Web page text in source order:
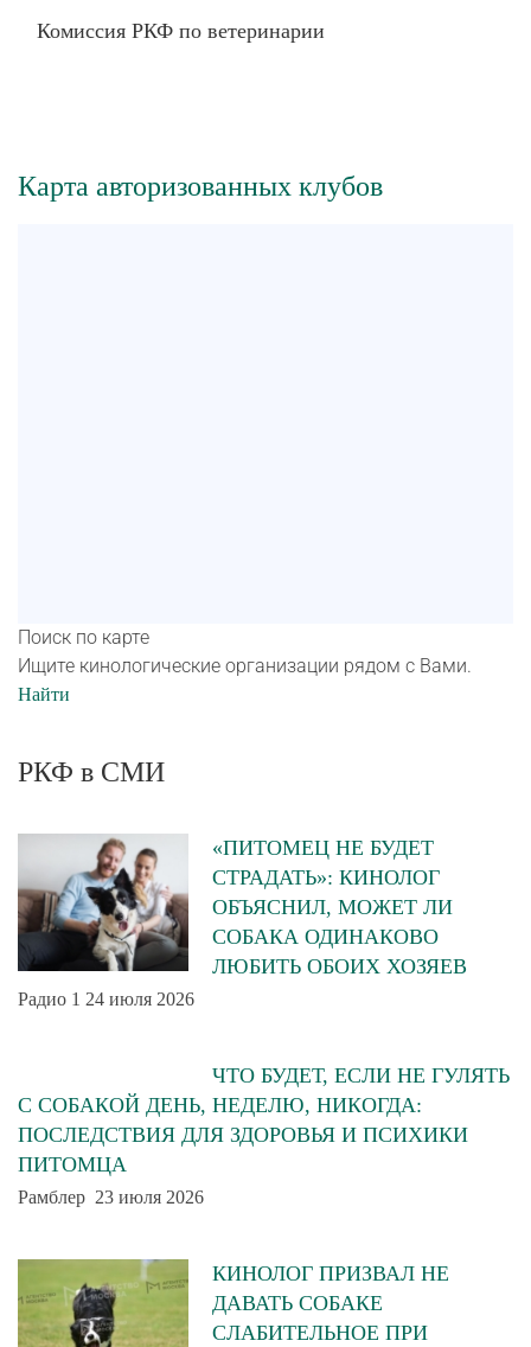
Комиссия РКФ по ветеринарии
Карта авторизованных клубов
Поиск по карте
Ищите кинологические организации рядом с Вами.
Найти
РКФ в СМИ
«ПИТОМЕЦ НЕ БУДЕТ
СТРАДАТЬ»: КИНОЛОГ
ОБЪЯСНИЛ, МОЖЕТ ЛИ
СОБАКА ОДИНАКОВО
ЛЮБИТЬ ОБОИХ ХОЗЯЕВ
Радио 1 24 июля 2026
ЧТО БУДЕТ, ЕСЛИ НЕ ГУЛЯТЬ
С СОБАКОЙ ДЕНЬ, НЕДЕЛЮ, НИКОГДА:
ПОСЛЕДСТВИЯ ДЛЯ ЗДОРОВЬЯ И ПСИХИКИ
ПИТОМЦА
Рамблер 23 июля 2026
КИНОЛОГ ПРИЗВАЛ НЕ
ДАВАТЬ СОБАКЕ
СЛАБИТЕЛЬНОЕ ПРИ